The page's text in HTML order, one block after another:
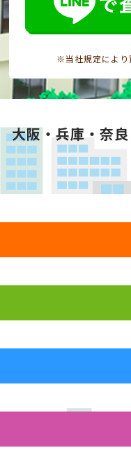
※当社規定により
大阪・兵庫・奈